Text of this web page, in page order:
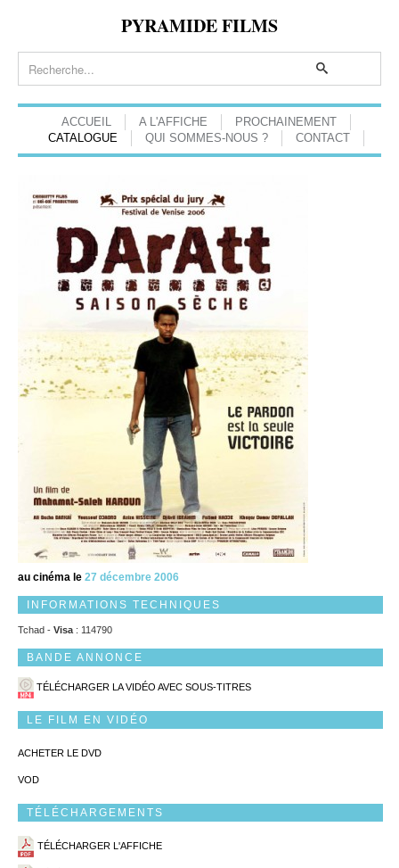
PYRAMIDE FILMS
ACCUEIL A L'AFFICHE
PROCHAINEMENT
CATALOGUE
QUI SOMMES-NOUS ? CONTACT
au cinéma le 27 décembre 2006
INFORMATIONS TECHNIQUES
Tchad - Visa : 114790
BANDE ANNONCE
TÉLÉCHARGER LA VIDÉO AVEC SOUS-TITRES
LE FILM EN VIDÉO
ACHETER LE DVD
VOD
TÉLÉCHARGEMENTS
TÉLÉCHARGER L'AFFICHE